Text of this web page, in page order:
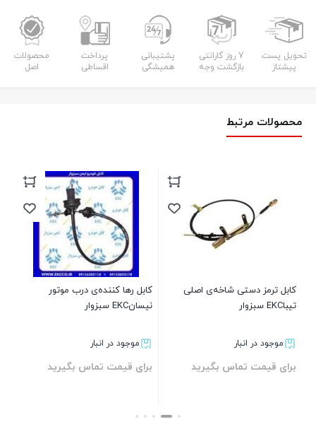
تحویل پست
پیشتاز
7 روز گارانتی
بازگشت وجه
پشتیبانی
همیشگی
پرداخت
اقساطی
محصولات
اصل
محصولات مرتبط
کابل ترمز دستی شاخه‌ی اصلی
تیباEKC سبزوار
موجود در انبار
برای قیمت تماس بگیرید
کابل رها کننده‌ی درب موتور
نیسانEKC سبزوار
موجود در انبار
برای قیمت تماس بگیرید